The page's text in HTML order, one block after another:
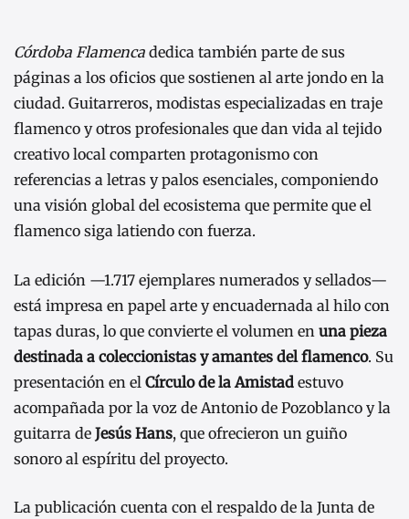
Córdoba Flamenca dedica también parte de sus
páginas a los oficios que sostienen al arte jondo en la
ciudad. Guitarreros, modistas especializadas en traje
flamenco y otros profesionales que dan vida al tejido
creativo local comparten protagonismo con
referencias a letras y palos esenciales, componiendo
una visión global del ecosistema que permite que el
flamenco siga latiendo con fuerza.
La edición —1.717 ejemplares numerados y sellados—
está impresa en papel arte y encuadernada al hilo con
tapas duras, lo que convierte el volumen en una pieza
destinada a coleccionistas y amantes del flamenco. Su
presentación en el Círculo de la Amistad estuvo
acompañada por la voz de Antonio de Pozoblanco y la
guitarra de Jesús Hans, que ofrecieron un guiño
sonoro al espíritu del proyecto.
La publicación cuenta con el respaldo de la Junta de